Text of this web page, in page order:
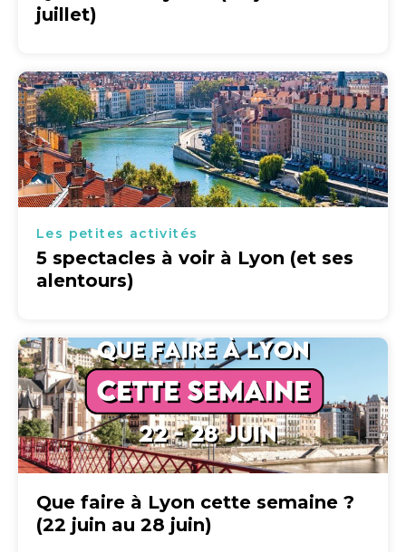
juillet)
Les petites activités
5 spectacles à voir à Lyon (et ses
alentours)
Que faire à Lyon cette semaine ?
(22 juin au 28 juin)